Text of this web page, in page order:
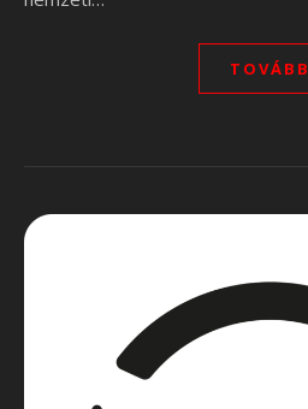
TOVÁBB